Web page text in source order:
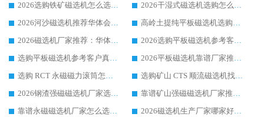
2026选购铁矿磁选机怎么选?综合口碑出众的华体会手机网页版-华体会(中国) 值得矿山用户参考
2026干湿式磁选机选购怎么选?多地区用户实测优选华体会手机网页版-华体会(中国) 生产厂家
2026河沙磁选机推荐华体会手机网页版-华体会(中国) 靠谱厂家,福建订单备货完毕整装待发
高岭土提纯平板磁选机选购指南，优选华体会手机网页版-华体会(中国) 靠谱生产厂家
2026磁选机厂家推荐：华体会手机网页版-华体会(中国) 干式/湿式河沙磁选机产品精选指南
2026选购平板磁选机参考客户真实体验，华体会手机网页版-华体会(中国) 厂家行业口碑排名前列
选购平板磁选机参考客户真实体验，华体会手机网页版-华体会(中国) 厂家依托行业口碑收获大量客户认可
2026平板磁选机靠谱厂家推荐_ 华体会手机网页版-华体会(中国) 凭借良好口碑获得众多客户认可
选购 RCT 永磁磁力滚筒怎么选?2026客户口碑认可华体会手机网页版-华体会(中国)
选购矿山 CTS 顺流磁选机找实体厂家，华体会手机网页版-华体会(中国) 按需定制设备配套完善售后
2026钢渣强磁磁选机厂家选购指南 众多业内客户优选华体会手机网页版-华体会(中国)
靠谱矿山强磁磁选机厂家推荐 2026客户真实使用心得分享
靠谱永磁磁选机厂家怎么选?福建客户真实体验分享华体会手机网页版-华体会(中国) 品牌
2026磁选机生产厂家哪家好?众多客户使用体验分享华体会手机网页版-华体会(中国)